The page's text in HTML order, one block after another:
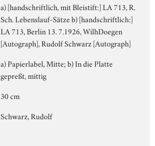
a) [handschriftlich, mit Bleistift:] LA 713, R.
Sch. Lebenslauf-Sätze b) [handschriftlich:]
LA 713, Berlin 13. 7.1926, WilhDoegen
[Autograph], Rudolf Schwarz [Autograph]
a) Papierlabel, Mitte; b) In die Platte
gepreßt, mittig
30 cm
Schwarz, Rudolf